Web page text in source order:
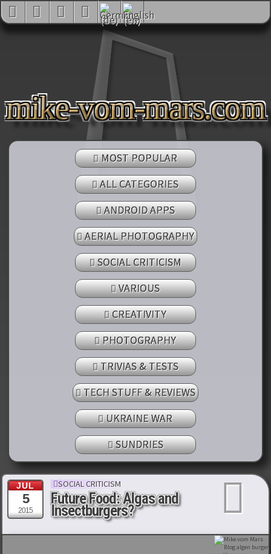
mike-vom-mars.com
MOST POPULAR
ALL CATEGORIES
ANDROID APPS
AERIAL PHOTOGRAPHY
SOCIAL CRITICISM
VARIOUS
CREATIVITY
PHOTOGRAPHY
TRIVIAS & TESTS
TECH STUFF & REVIEWS
UKRAINE WAR
SUNDRIES
JUL
5
2015
SOCIAL CRITICISM
Future Food: Algas and
Insectburgers?